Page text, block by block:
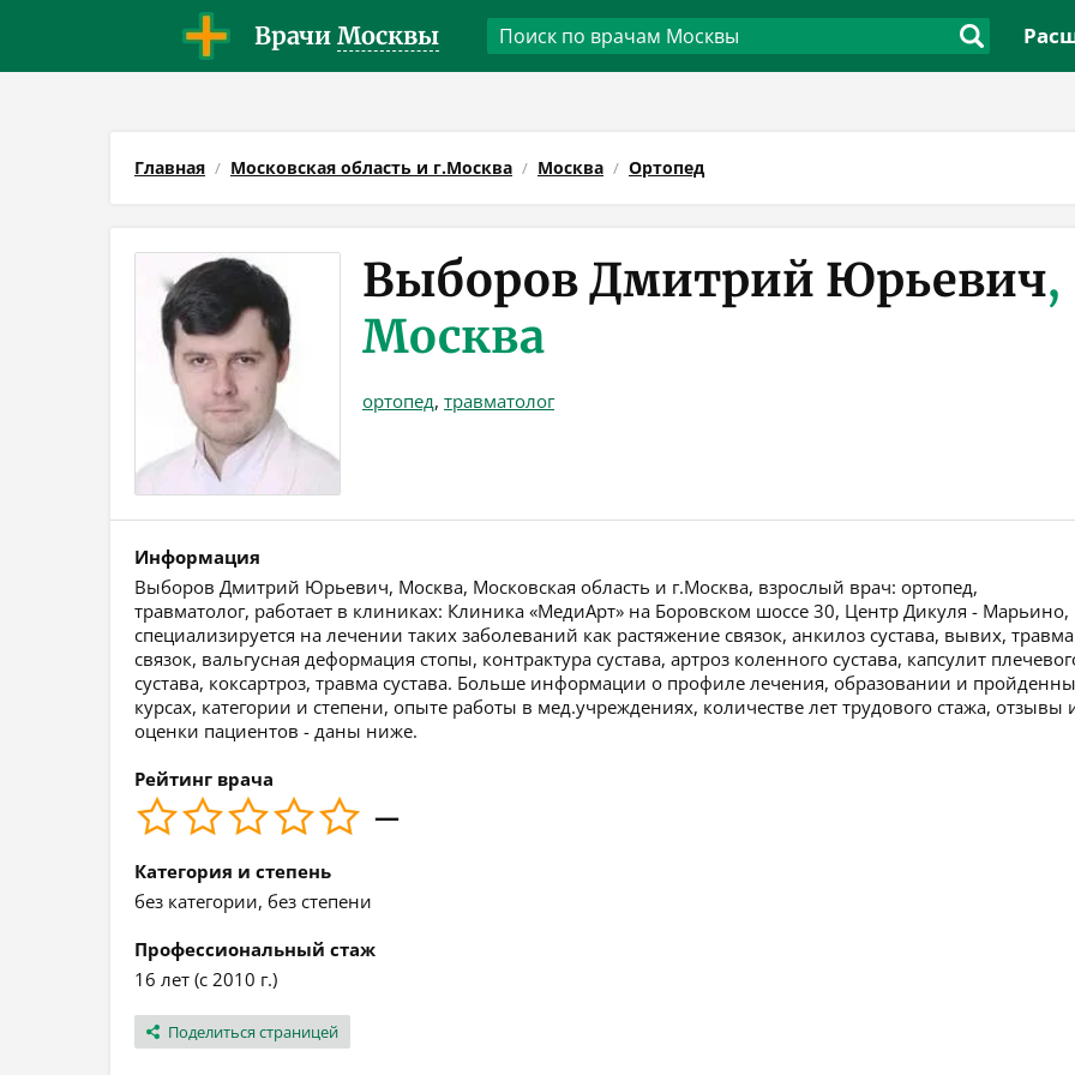
Врачи Москвы
Главная Московская область и г.Москва Москва Ортопед
Выборов Дмитрий Юрьевич,
Москва
ортопед, травматолог
Информация
Выборов Дмитрий Юрьевич, Москва, Московская область и г.Москва, взрослый врач: ортопед,
травматолог, работает в клиниках: Клиника «МедиАрт» на Боровском шоссе 30, Центр Дикуля - Марьино,
специализируется на лечении таких заболеваний как растяжение связок, анкилоз сустава, вывих, травма
связок, вальгусная деформация стопы, контрактура сустава, артроз коленного сустава, капсулит
сустава, коксартроз, травма сустава. Больше информации о профиле лечения, образовании и
курсах, категории и степени, опыте работы в мед.учреждениях, количестве лет трудового стажа, отзывы
оценки пациентов - даны ниже.
Рейтинг врача
—
Категория и степень
без категории, без степени
Профессиональный стаж
16 лет (с 2010 г.)
Поделиться страницей